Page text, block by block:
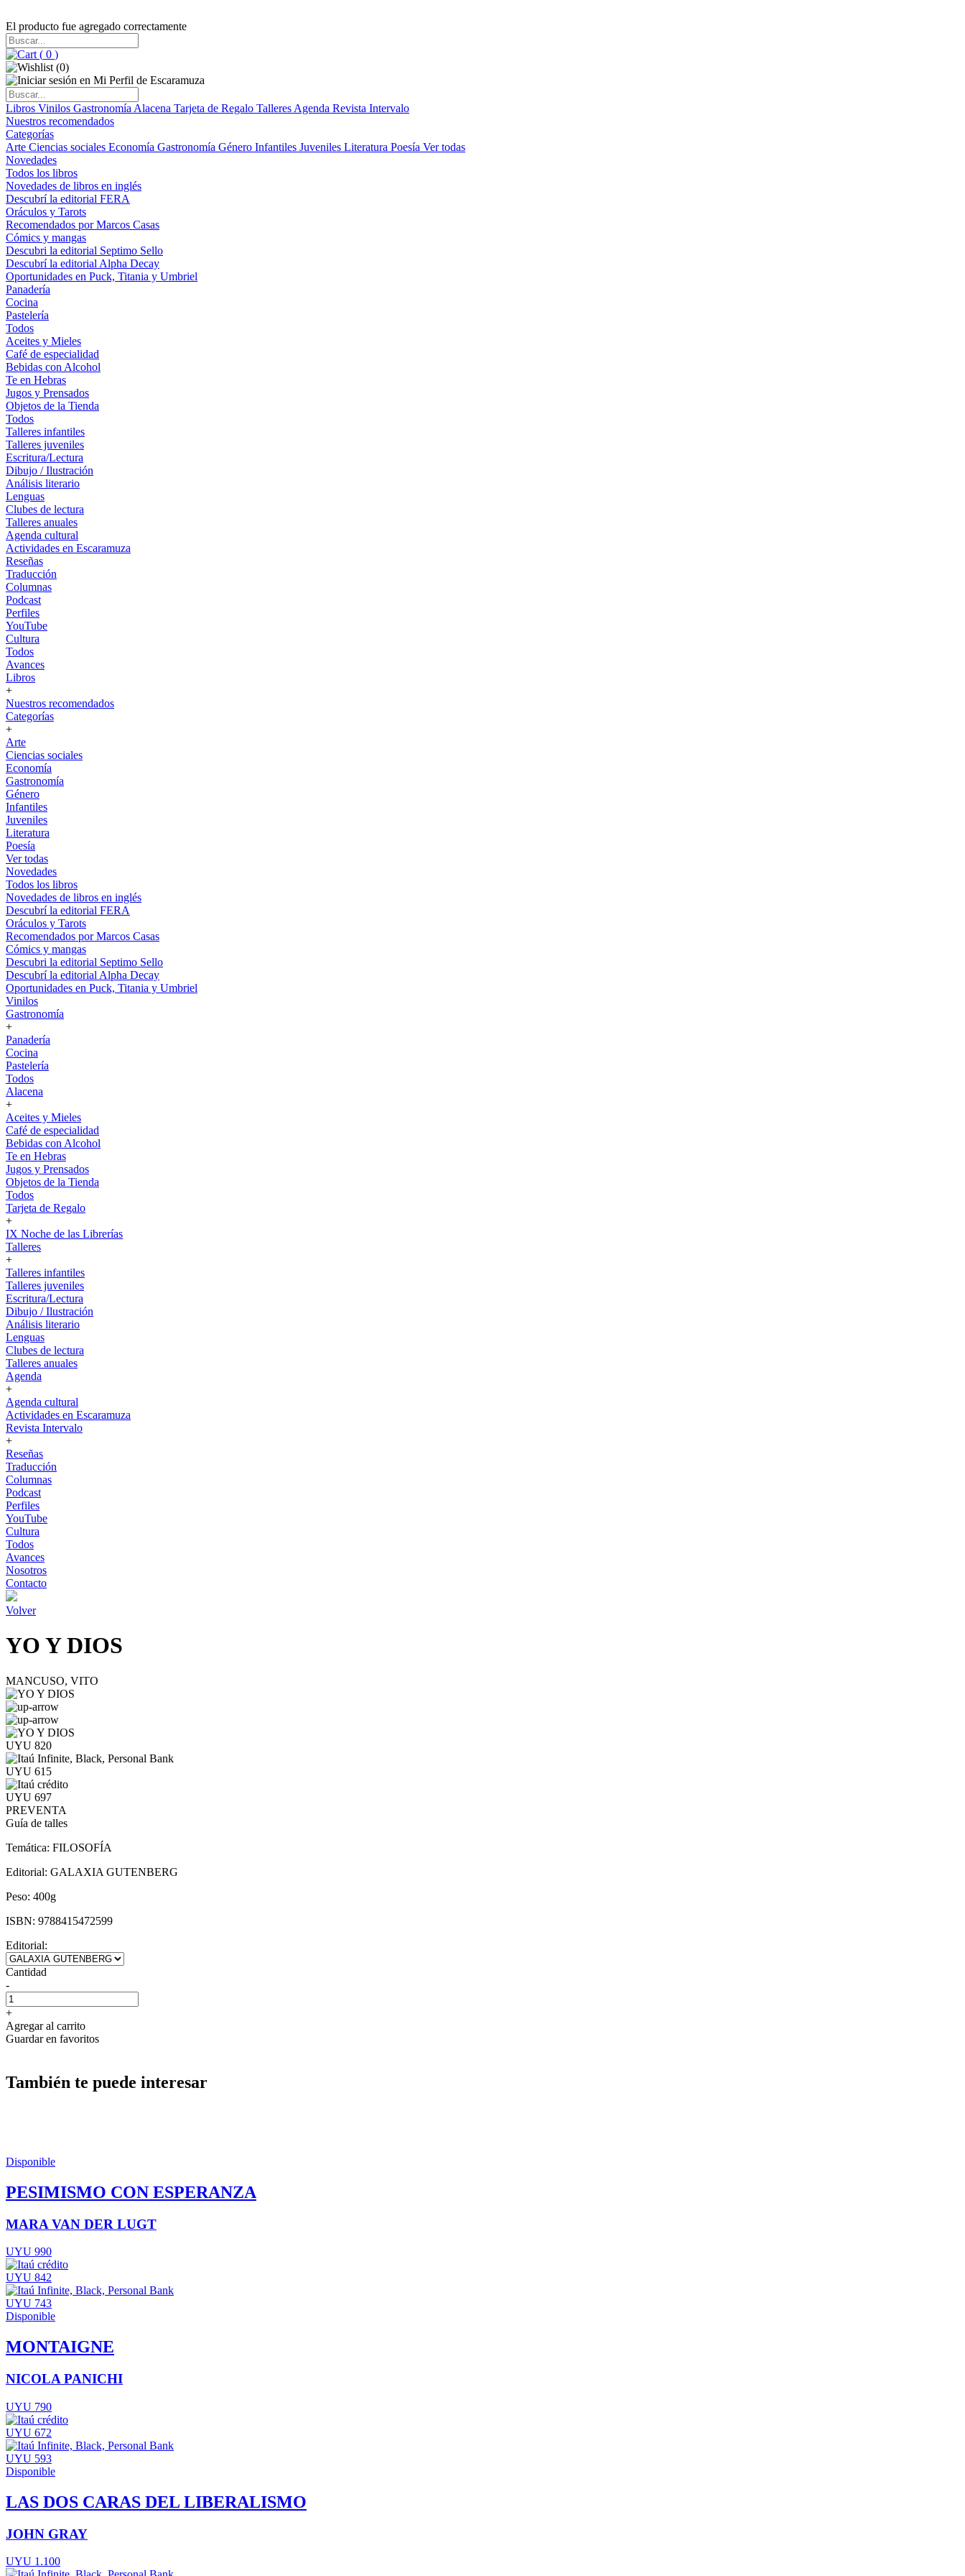
El producto fue agregado correctamente
( 0 )
(0)
Libros Vinilos Gastronomía Alacena Tarjeta de Regalo Talleres Agenda Revista Intervalo
Nuestros recomendados
Categorías
Arte Ciencias sociales Economía Gastronomía Género Infantiles Juveniles Literatura Poesía Ver todas
Novedades
Todos los libros
Novedades de libros en inglés
Descubrí la editorial FERA
Oráculos y Tarots
Recomendados por Marcos Casas
Cómics y mangas
Descubri la editorial Septimo Sello
Descubrí la editorial Alpha Decay
Oportunidades en Puck, Titania y Umbriel
Panadería
Cocina
Pastelería
Todos
Aceites y Mieles
Café de especialidad
Bebidas con Alcohol
Te en Hebras
Jugos y Prensados
Objetos de la Tienda
Todos
Talleres infantiles
Talleres juveniles
Escritura/Lectura
Dibujo / Ilustración
Análisis literario
Lenguas
Clubes de lectura
Talleres anuales
Agenda cultural
Actividades en Escaramuza
Reseñas
Traducción
Columnas
Podcast
Perfiles
YouTube
Cultura
Todos
Avances
Libros
+
Nuestros recomendados
Categorías
+
Arte
Ciencias sociales
Economía
Gastronomía
Género
Infantiles
Juveniles
Literatura
Poesía
Ver todas
Novedades
Todos los libros
Novedades de libros en inglés
Descubrí la editorial FERA
Oráculos y Tarots
Recomendados por Marcos Casas
Cómics y mangas
Descubri la editorial Septimo Sello
Descubrí la editorial Alpha Decay
Oportunidades en Puck, Titania y Umbriel
Vinilos
Gastronomía
+
Panadería
Cocina
Pastelería
Todos
Alacena
+
Aceites y Mieles
Café de especialidad
Bebidas con Alcohol
Te en Hebras
Jugos y Prensados
Objetos de la Tienda
Todos
Tarjeta de Regalo
+
IX Noche de las Librerías
Talleres
+
Talleres infantiles
Talleres juveniles
Escritura/Lectura
Dibujo / Ilustración
Análisis literario
Lenguas
Clubes de lectura
Talleres anuales
Agenda
+
Agenda cultural
Actividades en Escaramuza
Revista Intervalo
+
Reseñas
Traducción
Columnas
Podcast
Perfiles
YouTube
Cultura
Todos
Avances
Nosotros
Contacto
Volver
YO Y DIOS
MANCUSO, VITO
UYU 820
UYU 615
UYU 697
PREVENTA
Guía de talles
Temática: FILOSOFÍA
Editorial: GALAXIA GUTENBERG
Peso: 400g
ISBN: 9788415472599
Editorial:
Cantidad
-
+
Agregar al carrito
Guardar en favoritos
También te puede interesar
Disponible
PESIMISMO CON ESPERANZA
MARA VAN DER LUGT
UYU 990
UYU 842
UYU 743
Disponible
MONTAIGNE
NICOLA PANICHI
UYU 790
UYU 672
UYU 593
Disponible
LAS DOS CARAS DEL LIBERALISMO
JOHN GRAY
UYU 1.100